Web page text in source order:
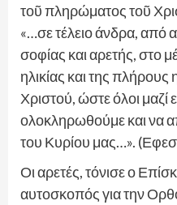
τοῦ πληρώματος τοῦ
«…σε τέλειο άνδρα, από
σοφίας και αρετής, στο
ηλικίας και της πλήρους
Χριστού, ώστε όλοι μαζί
ολοκληρωθούμε και να
του Κυρίου μας…».
Οι αρετές, τόνισε ο
αυτοσκοπός για την